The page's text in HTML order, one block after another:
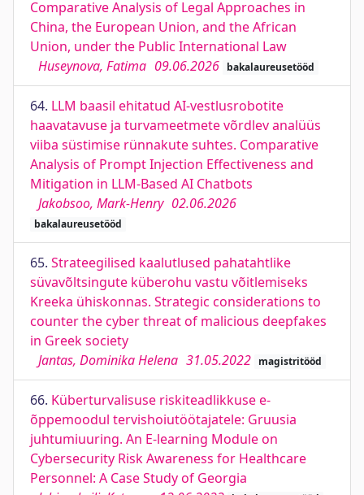
Comparative Analysis of Legal Approaches in
China, the European Union, and the African
Union, under the Public International Law
Huseynova, Fatima 09.06.2026 bakalaureusetööd
64. LLM baasil ehitatud AI-vestlusrobotite
haavatavuse ja turvameetmete võrdlev analüüs
viiba süstimise rünnakute suhtes. Comparative
Analysis of Prompt Injection Effectiveness and
Mitigation in LLM-Based AI Chatbots
Jakobsoo, Mark-Henry 02.06.2026
bakalaureusetööd
65. Strateegilised kaalutlused pahatahtlike
süvavõltsingute küberohu vastu võitlemiseks
Kreeka ühiskonnas. Strategic considerations to
counter the cyber threat of malicious deepfakes
in Greek society
Jantas, Dominika Helena 31.05.2022 magistritööd
66. Küberturvalisuse riskiteadlikkuse e-
õppemoodul tervishoiutöötajatele: Gruusia
juhtumiuuring. An E-learning Module on
Cybersecurity Risk Awareness for Healthcare
Personnel: A Case Study of Georgia